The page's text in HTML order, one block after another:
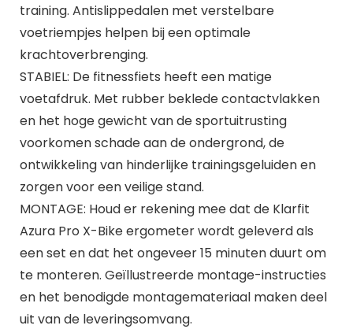
training. Antislippedalen met verstelbare
voetriempjes helpen bij een optimale
krachtoverbrenging.
STABIEL: De fitnessfiets heeft een matige
voetafdruk. Met rubber beklede contactvlakken
en het hoge gewicht van de sportuitrusting
voorkomen schade aan de ondergrond, de
ontwikkeling van hinderlijke trainingsgeluiden en
zorgen voor een veilige stand.
MONTAGE: Houd er rekening mee dat de Klarfit
Azura Pro X-Bike ergometer wordt geleverd als
een set en dat het ongeveer 15 minuten duurt om
te monteren. Geïllustreerde montage-instructies
en het benodigde montagemateriaal maken deel
uit van de leveringsomvang.